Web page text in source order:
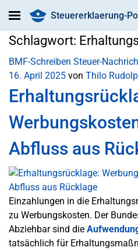
Steuererklaerung-
Schlagwort:
BMF-Schreiben Steuer-
16. April 2025 von Thilo
Abfluss aus
Einzahlungen in die
zu Werbungskosten. Der
Abziehbar sind die
tatsächlich für